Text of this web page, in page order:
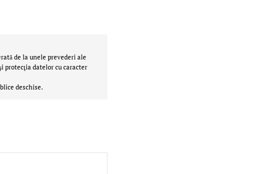
de la unele prevederi ale
protecţia datelor cu caracter
deschise.